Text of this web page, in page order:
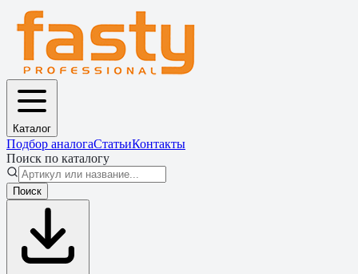
Каталог
Подбор аналогаСтатьиКонтакты
Поиск по каталогу
Поиск